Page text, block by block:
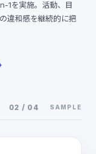
1を実施。活動、目
違和感を継続的に把
02 / 04 SAMPLE